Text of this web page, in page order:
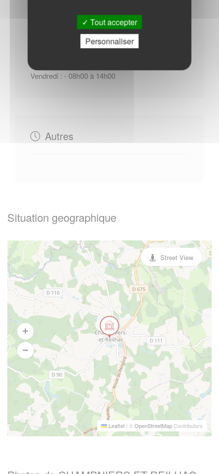
Du Lundi au Mardi : - 08h00 à 17h00
Mercredi : - 08h00 à 12h00
Vendredi : - 08h00 à 14h00
Autres
Situation geographique
Leaflet | ©OpenStreetMapContributors
Street View
Tout accepter
Personnaliser